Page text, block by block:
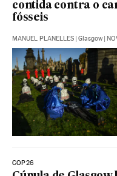
contida contra o
fósseis
MANUEL PLANELLES Glasgow
COP26